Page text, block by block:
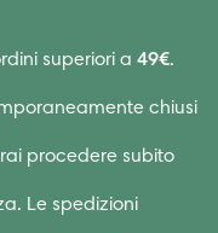
superiori a 49€.
chiusi
procedere subito
Le spedizioni